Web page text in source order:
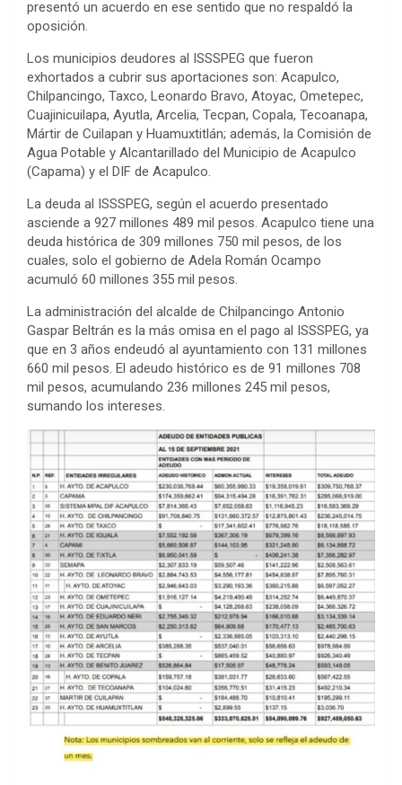
presentó un acuerdo en ese sentido que no respaldó la
oposición.
Los municipios deudores al ISSSPEG que fueron
exhortados a cubrir sus aportaciones son: Acapulco,
Chilpancingo, Taxco, Leonardo Bravo, Atoyac, Ometepec,
Cuajinicuilapa, Ayutla, Arcelia, Tecpan, Copala, Tecoanapa,
Mártir de Cuilapan y Huamuxtitlán; además, la Comisión de
Agua Potable y Alcantarillado del Municipio de Acapulco
(Capama) y el DIF de Acapulco.
La deuda al ISSSPEG, según el acuerdo presentado
asciende a 927 millones 489 mil pesos. Acapulco tiene una
deuda histórica de 309 millones 750 mil pesos, de los
cuales, solo el gobierno de Adela Román Ocampo
acumuló 60 millones 355 mil pesos.
La administración del alcalde de Chilpancingo Antonio
Gaspar Beltrán es la más omisa en el pago al ISSSPEG, ya
que en 3 años endeudó al ayuntamiento con 131 millones
660 mil pesos. El adeudo histórico es de 91 millones 708
mil pesos, acumulando 236 millones 245 mil pesos,
sumando los intereses.